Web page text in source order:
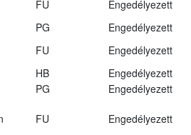
FU
Engedélyezett
PG
Engedélyezett
FU
Engedélyezett
HB
Engedélyezett
PG
Engedélyezett
FU Engedélyezett